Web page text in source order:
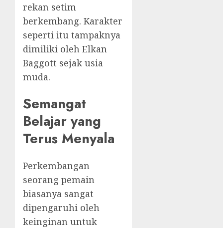
rekan setim
berkembang. Karakter
seperti itu tampaknya
dimiliki oleh Elkan
Baggott sejak usia
muda.
Semangat
Belajar yang
Terus Menyala
Perkembangan
seorang pemain
biasanya sangat
dipengaruhi oleh
keinginan untuk